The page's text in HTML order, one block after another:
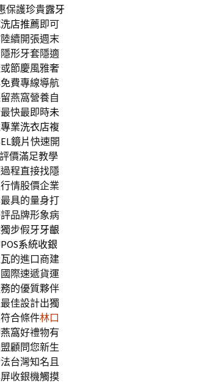
保護珍貴露牙
店推薦即可
陸續開張週末
形牙套隱適
節慶風雅奢
費專線導航
燕窩營養自
快最即時未
專業洗衣店複
鏡片快速開
評價滿足教學
程直接找隱
情股價企業
具的量身打
品牌形象病
步假牙牙齦
POS系統收銀
的進口商建
際速遞貨運
的優質夥伴
佳設計出獨
合條件林口
燕窩好禮物有
顧問您新生
台灣知名且
收銀機觸摸